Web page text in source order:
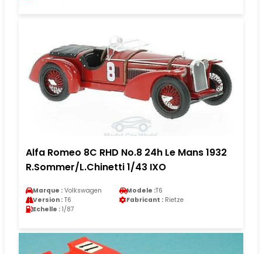
Alfa Romeo 8C RHD No.8 24h Le Mans 1932
R.Sommer/L.Chinetti 1/43 IXO
Marque : Volkswagen Modele :T6
Version : T6 Fabricant : Rietze
Echelle : 1/87